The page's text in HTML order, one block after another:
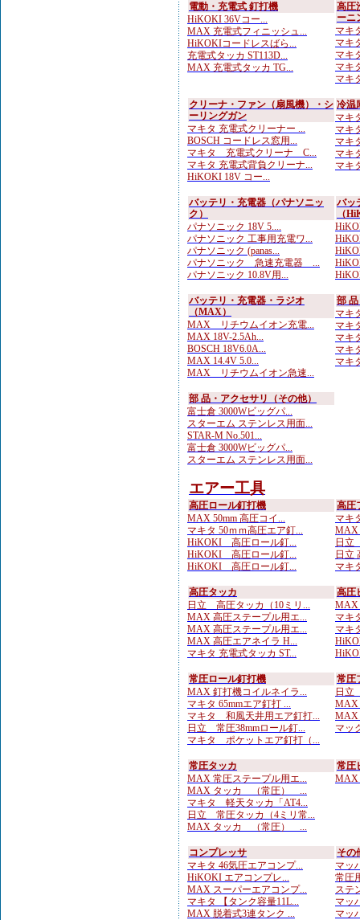
電動・充電式 釘打機
HiKOKI 36Vコー...
MAX 充電式フィニッシュ...
HiKOKIコードレスばら...
充電式タッカ ST113D...
MAX 充電式タッカ TG...
高圧
ーニ
マキ
マキ
マキ
マキ
マキ
クリーナ・ファン（扇風機）・シ
ーリングガン
マキタ 充電式クリーナー ...
BOSCH コードレス窓用...
マキタ 充電式クリーナ C...
マキタ 充電式背負クリーナ...
HiKOKI 18V コー...
冷温
マキ
マキ
マキ
マキ
マキ
バッテリ・充電器（パナソニッ
ク）
パナソニック 18V 5....
パナソニック 工事用充電ワ...
パナソニック (panas...
パナソニック 急速充電器 ...
パナソニック 10.8V用...
バッ
（
バッテリ・充電器・ラジオ
（MAX）
MAX リチウムイオン充電...
MAX 18V-2.5Ah...
BOSCH 18V6.0A...
MAX 14.4V 5.0...
MAX リチウムイオン急速...
部
マキ
マキ
マキ
マキ
マキ
部 品・アクセサリ（その他）
富士倉 3000Wビッグパ...
スターエム ステンレス用面...
STAR-M No.501...
富士倉 3000Wビッグパ...
スターエム ステンレス用面...
エアー工具
高圧ロール釘打機
MAX 50mm 高圧コイ...
マキタ 50ｍｍ高圧エア釘...
HiKOKI 高圧ロール釘...
HiKOKI 高圧ロール釘...
HiKOKI 高圧ロール釘...
高圧
マキ
MAX
日立
日立
マキ
高圧タッカ
日立 高圧タッカ（10ミリ...
MAX 高圧ステープル用エ...
MAX 高圧ステープル用エ...
MAX 高圧エアネイラ H...
マキタ 充電式タッカ ST...
高圧
MAX
マキ
マキ
常圧ロール釘打機
MAX 釘打機コイルネイラ...
マキタ 65mmエア釘打 ...
マキタ 和風天井用エア釘打...
日立 常圧38mmロール釘...
マキタ ポケットエア釘打（...
常圧
日立
MAX
MAX
マッ
常圧タッカ
MAX 常圧ステープル用エ...
MAX タッカ （常圧） ...
マキタ 軽天タッカ「AT4...
日立 常圧タッカ（4ミリ常...
MAX タッカ （常圧） ...
常圧
MAX
コンプレッサ
マキタ 46気圧エアコンプ...
HiKOKI エアコンプレ...
MAX スーパーエアコンプ...
マキタ 【タンク容量11L...
MAX 脱着式3連タンク ...
その
マッ
常圧
ステ
マッ
マッ